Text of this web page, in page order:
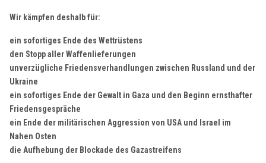
Wir kämpfen deshalb für:
ein sofortiges Ende des Wettrüstens
den Stopp aller Waffenlieferungen
unverzügliche Friedensverhandlungen zwischen Russland und der
Ukraine
ein sofortiges Ende der Gewalt in Gaza und den Beginn ernsthafter
Friedensgespräche
ein Ende der militärischen Aggression von USA und Israel im
Nahen Osten
die Aufhebung der Blockade des Gazastreifens